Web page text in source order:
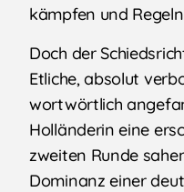
kämpfen und
Doch der
Etliche, absolut
wortwörtlich
Holländerin eine
zweiten Runde
Dominanz einer